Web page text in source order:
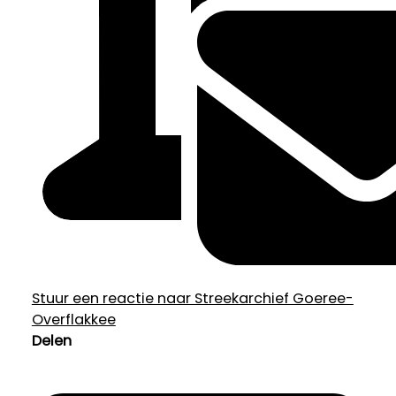
Stuur een reactie naar Streekarchief Goeree-
Overflakkee
Delen